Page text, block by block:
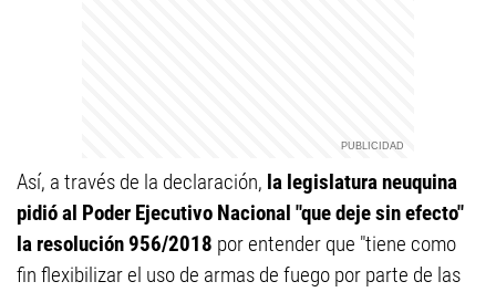
Así, a través de la declaración, la legislatura neuquina
pidió al Poder Ejecutivo Nacional "que deje sin efecto"
la resolución 956/2018 por entender que "tiene como
fin flexibilizar el uso de armas de fuego por parte de las